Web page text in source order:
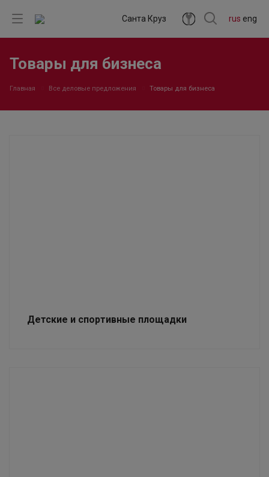
rus eng
Санта Круз
Товары для бизнеса
Главная Все деловые предложения Товары для бизнеса
Детские и спортивные площадки